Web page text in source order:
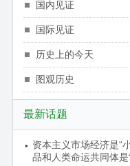
国内见证
国际见证
历史上的今天
图观历史
最新话题
资本主义市场经济是“
品和人类命运共同体是